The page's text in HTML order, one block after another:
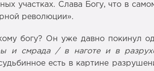
участках. Слава Богу, что в
революции».
богу? Он уже давно покинул
и смрада / в наготе и в
есть в картине